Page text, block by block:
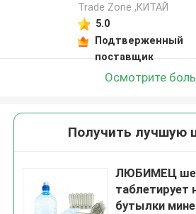
Trade Zone ,КИТАЙ
5.0
Подтверженный
поставщик
Осмотрите
Получить лучшую
ЛЮБИМЕЦ
таблетирует
бутылки